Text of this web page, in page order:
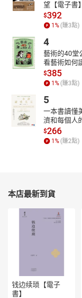
望【電子書】
$392
1 % (賺3點)
4
藝術的40堂
看藝術如何
$385
1 % (賺3點)
5
一本書讀懂
濟和每個人
$266
1 % (賺2點)
本店最新到貨
钱边续琐【電子
書】